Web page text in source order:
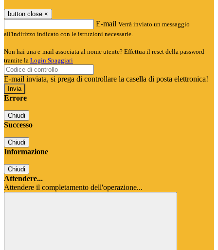
button close ×
E-mail Verrà inviato un messaggio
all'indirizzo indicato con le istruzioni necessarie.
Non hai una e-mail associata al nome utente? Effettua il reset della password
tramite la Login Spaggiari
E-mail inviata, si prega di controllare la casella di posta elettronica!
Errore
Chiudi
Successo
Chiudi
Informazione
Chiudi
Attendere...
Attendere il completamento dell'operazione...